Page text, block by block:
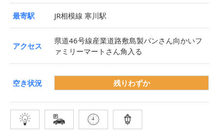
最寄駅 JR相模線 寒川駅
アクセス
県道46号線産業道路敷島製パンさん向かいフ
ァミリーマートさん角入る
空き状況 残りわずか